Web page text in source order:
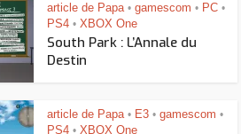
article de Papa • gamescom • PC •
PS4 • XBOX One
South Park : L’Annale du
Destin
article de Papa • E3 • gamescom •
PS4 • XBOX One
Assassin’s Creed Black